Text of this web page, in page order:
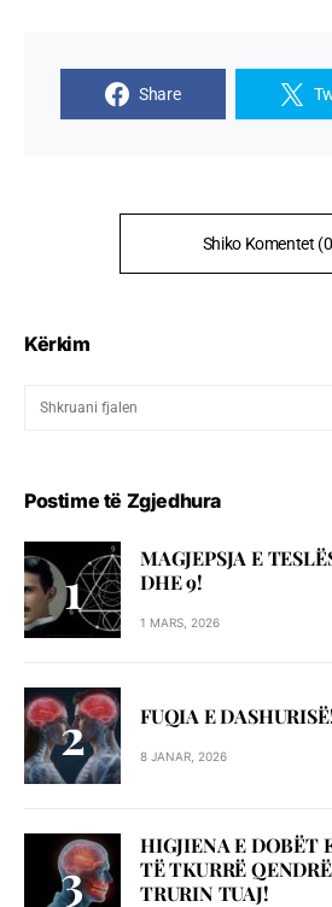
Share
Shiko Komentet
Kërkim
Postime të Zgjedhura
MAGJEPSJA E
DHE 9!
1 MARS, 2026
FUQIA E
8 JANAR, 2026
HIGJIENA E DOBËT
TË TKURRË
TRURIN TUAJ!